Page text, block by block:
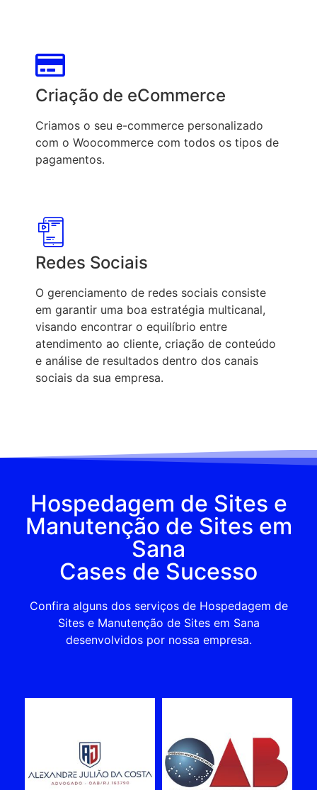
Criação de eCommerce
Criamos o seu e-commerce personalizado
com o Woocommerce com todos os tipos de
pagamentos.
Redes Sociais
O gerenciamento de redes sociais consiste
em garantir uma boa estratégia multicanal,
visando encontrar o equilíbrio entre
atendimento ao cliente, criação de conteúdo
e análise de resultados dentro dos canais
sociais da sua empresa.
Hospedagem de Sites e
Manutenção de Sites em
Sana
Cases de Sucesso
Confira alguns dos serviços de Hospedagem de
Sites e Manutenção de Sites em Sana
desenvolvidos por nossa empresa.